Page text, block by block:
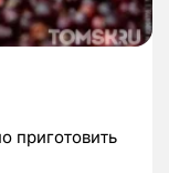
приготовить